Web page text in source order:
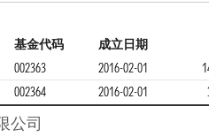
基金代码
成立日期
002363 2016-02-01
002364 2016-02-01
公司